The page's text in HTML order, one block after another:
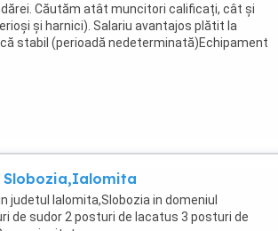
Căutăm atât muncitori calificați, cât și
și harnici). Salariu avantajos plătit la
stabil (perioadă nedeterminată)Echipament
...
Slobozia,Ialomita
judetul Ialomita,Slobozia in domeniul
de sudor 2 posturi de lacatus 3 posturi de